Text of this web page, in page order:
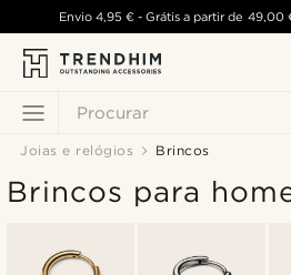
Procurar
Envio 4,95 €- Grátis a partir de 49,00
Joias e relógios Brincos
Brincos para